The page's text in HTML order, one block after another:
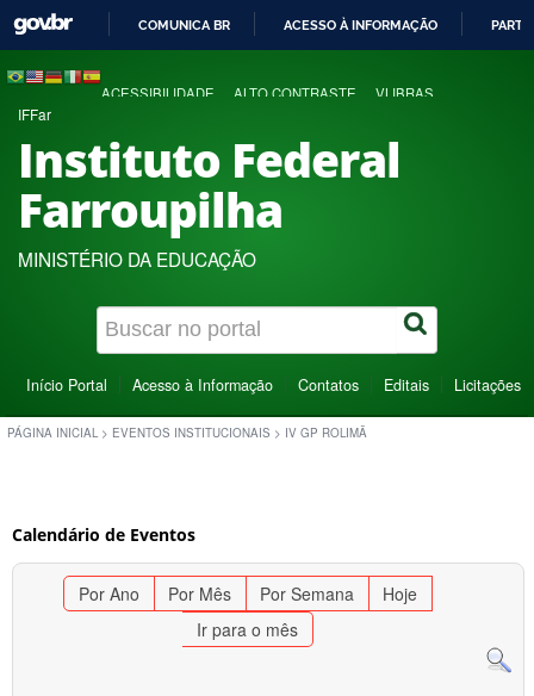
COMUNICA BR ACESSO À INFORMAÇÃO
ACESSIBILIDADE ALTO CONTRASTE VLIBRAS
IFFar
Instituto Federal
Farroupilha
MINISTÉRIO DA EDUCAÇÃO
Início Portal Acesso à Informação Contatos Editais Licitações
PÁGINA INICIAL > EVENTOS INSTITUCIONAIS > IV GP ROLIMÃ
Calendário de Eventos
Por Ano Por Mês Por Semana
Hoje
Ir para o mês